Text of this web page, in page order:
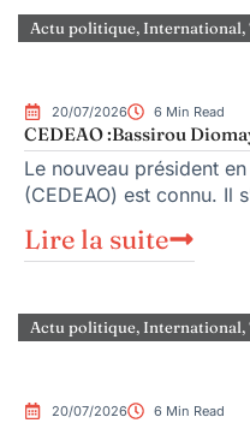
Actu politique, International,
20/07/2026 6 Min Read
CEDEAO :Bassirou
Le nouveau président
(CEDEAO) est connu. Il
Lire la suite
Actu politique, International,
20/07/2026 6 Min Read